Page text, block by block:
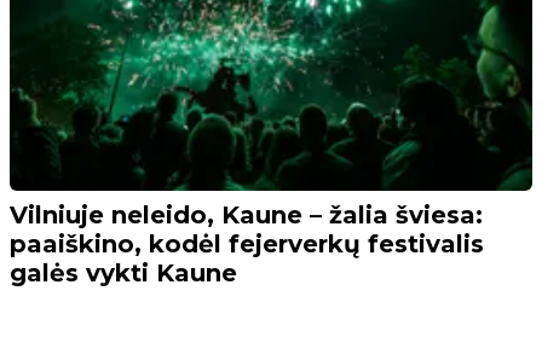
Vilniuje neleido, Kaune – žalia šviesa:
paaiškino, kodėl fejerverkų festivalis
galės vykti Kaune